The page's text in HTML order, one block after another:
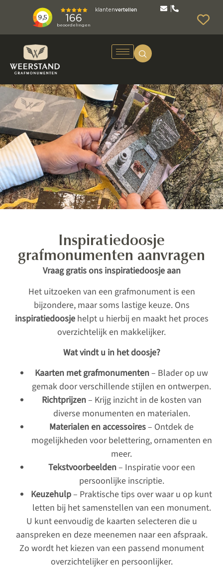
Inspiratiedoosje
grafmonumenten aanvragen
Vraag gratis ons inspiratiedoosje aan
Het uitzoeken van een grafmonument is een
bijzondere, maar soms lastige keuze. Ons
inspiratiedoosjehelpt u hierbij en maakt het proces
overzichtelijk en makkelijker.
Wat vindt u in het doosje?
Kaarten met grafmonumenten– Blader op uw
gemak door verschillende stijlen en ontwerpen.
Richtprijzen– Krijg inzicht in de kosten van
diverse monumenten en materialen.
Materialen en accessoires– Ontdek de
mogelijkheden voor belettering, ornamenten en
meer.
Tekstvoorbeelden– Inspiratie voor een
persoonlijke inscriptie.
Keuzehulp– Praktische tips over waar u op kunt
letten bij het samenstellen van een monument.
U kunt eenvoudig de kaarten selecteren die u
aanspreken en deze meenemen naar een afspraak.
Zo wordt het kiezen van een passend monument
overzichtelijker en persoonlijker.